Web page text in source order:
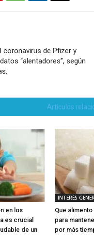
coronavirus de Pfizer y
“alentadores”, según
Artículos
en los
es crucial
de un
INTERÉS
Que
para
por más